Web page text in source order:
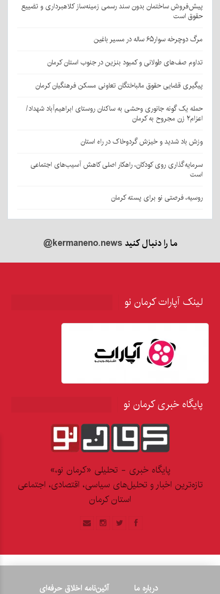
پیش‌فروش ساختمان بدون سند رسمی زمینه‌ساز کلاهبرداری و تضییع
حقوق است
مرگ دوچرخه سوار۶۵ ساله در مسیر باغین
تداوم صف‌های طولانی و کمبود بنزین در جنوب استان کرمان
پیگیری قضایی حقوق مالباختگان تعاونی مسکن فرهنگیان کرمان
حمله یک گونه جانوری وحشی به ساکنان روستای ابراهیم‌آباد شهداد/
اعزام۲ زن مجروح به کرمان
وزش باد شدید و خیزش گردوخاک در راه استان
سرمایه‌گذاری روی کودکان، راهکار اصلی کاهش آسیب‌های اجتماعی
است
روسیه، فرصتی نو برای پسته کرمان
ما را دنبال کنید@kermaneno.news
لینک آپارات کرمان نو
پایگاه خبری کرمان نو
پایگاه خبری - تحلیلی «کرمان نو،»
تازه‌ترین اخبار و تحلیل‌های سیاسی، اقتصادی، اجتماعی
استان کرمان
درباره ما آئین‌نامه اخلاق حرفه‌ای